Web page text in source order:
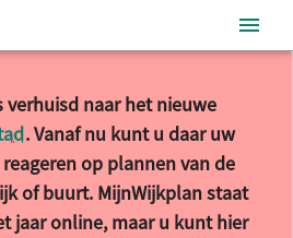
verhuisd naar het nieuwe
. Vanaf nu kunt u daar uw
op plannen van de
of buurt. MijnWijkplan staat
jaar online, maar u kunt hier